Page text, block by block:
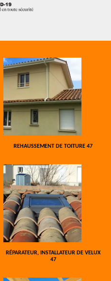
REHAUSSEMENT DE TOITURE 47
RÉPARATEUR, INSTALLATEUR DE VELUX
47